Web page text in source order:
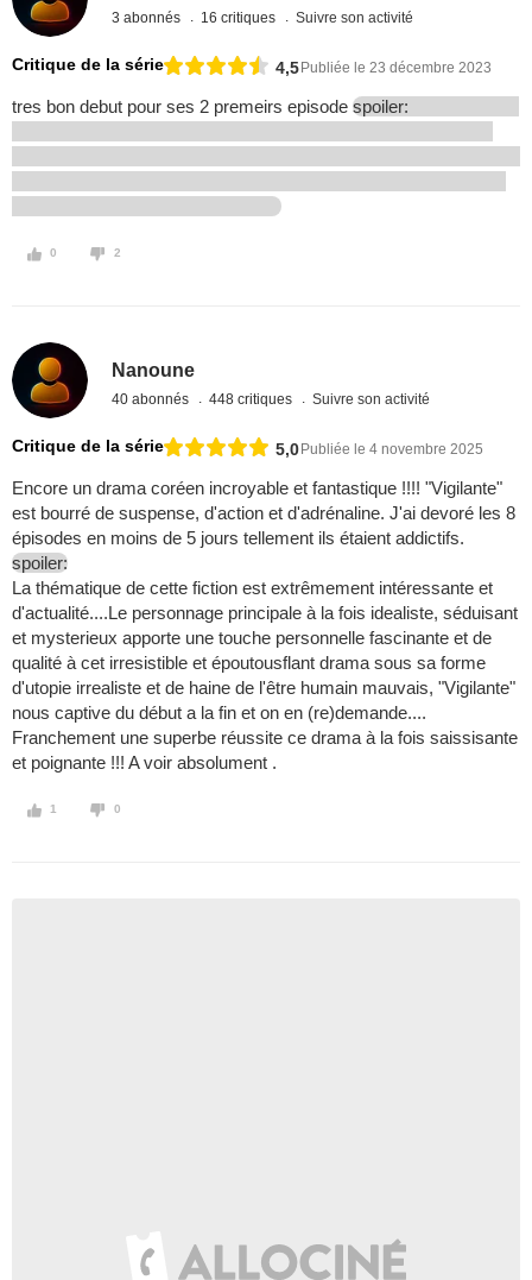
3 abonnés 16 critiques Suivre son activité
Critique de la série 4,5Publiée le 23 décembre 2023
tres bon debut pour ses 2 premeirs episode spoiler:
0 2
Nanoune
40 abonnés 448 critiques Suivre son activité
Critique de la série 5,0Publiée le 4 novembre 2025
Encore un drama coréen incroyable et fantastique !!!! "Vigilante"
est bourré de suspense, d'action et d'adrénaline. J'ai devoré les 8
épisodes en moins de 5 jours tellement ils étaient addictifs.
spoiler:
La thématique de cette fiction est extrêmement intéressante et
d'actualité....Le personnage principale à la fois idealiste, séduisant
et mysterieux apporte une touche personnelle fascinante et de
qualité à cet irresistible et époutousflant drama sous sa forme
d'utopie irrealiste et de haine de l'être humain mauvais, "Vigilante"
nous captive du début a la fin et on en (re)demande....
Franchement une superbe réussite ce drama à la fois saissisante
et poignante !!! A voir absolument .
1 0